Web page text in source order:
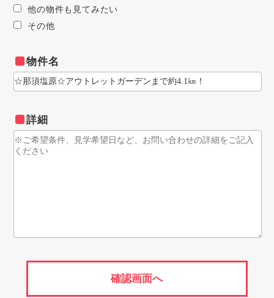
他の物件も見てみたい
その他
物件名
詳細